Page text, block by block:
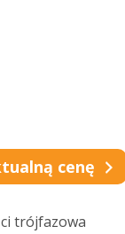
cenę
trójfazowa